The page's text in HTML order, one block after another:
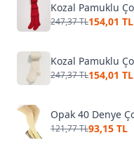
247,37 TL154,01 TL
247,37 TL154,01 TL
121,77 TL93,15 TL